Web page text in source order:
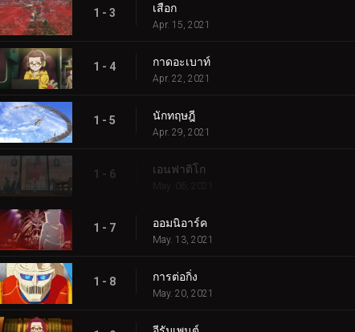
1 - 3 เสือก
Apr. 15, 2021
1 - 4 กาดอะเบาท์
Apr. 22, 2021
1 - 5 นักทฤษฎี
Apr. 29, 2021
1 - 6 เอนฟาติโก
May. 06, 2021
1 - 7 ออมนิอาร์ค
May. 13, 2021
1 - 8 การต่อกิ่ง
May. 20, 2021